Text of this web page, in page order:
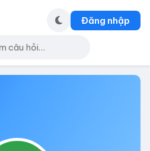
Đăng nhập